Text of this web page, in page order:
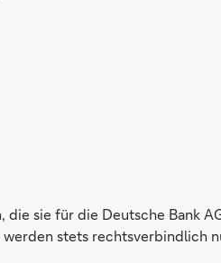
sie für die Deutsche Bank
stets rechtsverbindlich